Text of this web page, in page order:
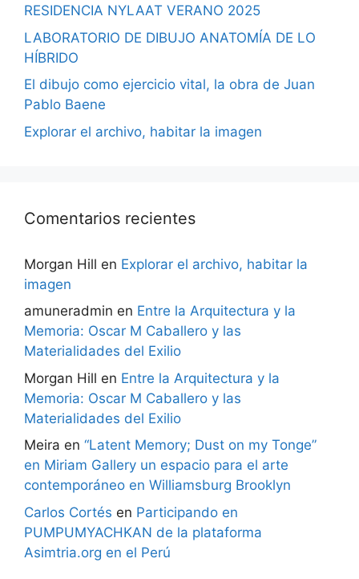
RESIDENCIA NYLAAT VERANO 2025
LABORATORIO DE DIBUJO ANATOMÍA DE LO
HÍBRIDO
El dibujo como ejercicio vital, la obra de Juan
Pablo Baene
Explorar el archivo, habitar la imagen
Comentarios recientes
Morgan Hill en Explorar el archivo, habitar la
imagen
amuneradmin en Entre la Arquitectura y la
Memoria: Oscar M Caballero y las
Materialidades del Exilio
Morgan Hill en Entre la Arquitectura y la
Memoria: Oscar M Caballero y las
Materialidades del Exilio
Meira en “Latent Memory; Dust on my Tonge”
en Miriam Gallery un espacio para el arte
contemporáneo en Williamsburg Brooklyn
Carlos Cortés en Participando en
PUMPUMYACHKAN de la plataforma
Asimtria.org en el Perú